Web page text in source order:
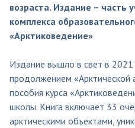
возраста. Издание – часть
комплекса
«Арктиковедение»
Издание вышло в свет в 2021
продолжением «Арктической
пособия курса
школы. Книга включает 33
арктическими объектами,